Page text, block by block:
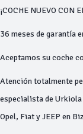
¡COCHE NUEVO CON
36 meses de garantía
Aceptamos su coche
Atención totalmente
especialista de
Opel, Fiat y JEEP en